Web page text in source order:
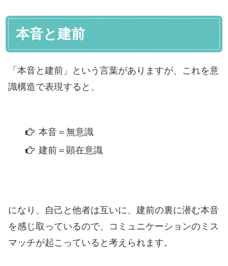
本音と建前
「本音と建前」という言葉がありますが、これを意
識構造で表現すると、
本音＝無意識
建前＝顕在意識
になり、自己と他者は互いに、建前の裏に潜む本音
を感じ取っているので、コミュニケーションのミス
マッチが起こっていると考えられます。